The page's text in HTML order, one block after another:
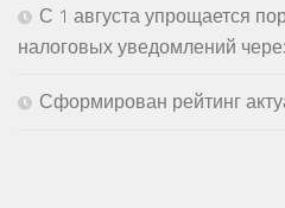
С 1 августа упрощается
налоговых уведомлений
Сформирован рейтинг